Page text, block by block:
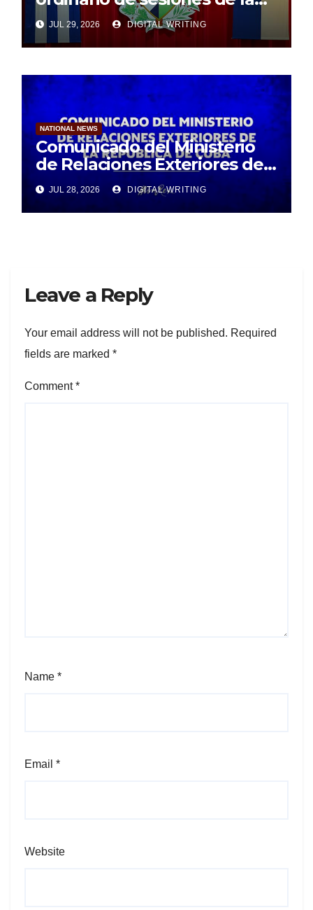
Asamblea Nacional
JUL 29, 2026 DIGITAL WRITING
NATIONAL NEWS
Comunicado del Ministerio
de Relaciones Exteriores de
la República de Cuba
JUL 28, 2026 DIGITAL WRITING
Leave a Reply
Your email address will not be published. Required
fields are marked *
Comment*
Name *
Email *
Website